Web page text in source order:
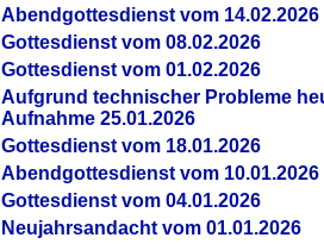
Abendgottesdienst vom 14.02.2026
Gottesdienst vom 08.02.2026
Gottesdienst vom 01.02.2026
Aufgrund technischer Probleme
Aufnahme 25.01.2026
Gottesdienst vom 18.01.2026
Abendgottesdienst vom 10.01.2026
Gottesdienst vom 04.01.2026
Neujahrsandacht vom 01.01.2026